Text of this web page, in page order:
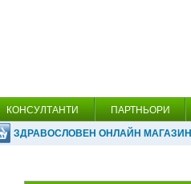
КОНСУЛТАНТИ ПАРТНЬОРИ
ЗДРАВОСЛОВЕН ОНЛАЙН МАГАЗИН